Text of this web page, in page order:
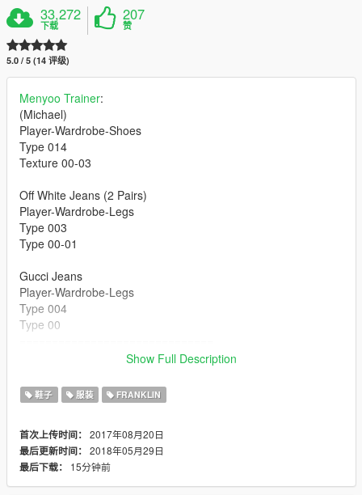
33,272
下载
207
赞
5.0 / 5 (14 评级)
Menyoo Trainer:
(Michael)
Player-Wardrobe-Shoes
Type 014
Texture 00-03
Off White Jeans (2 Pairs)
Player-Wardrobe-Legs
Type 003
Type 00-01
Gucci Jeans
Player-Wardrobe-Legs
Type 004
Type 00
- Off White Jeans
- Gucci Jeans
**UPDATE**
Added 2 More Color Ways
- UNC
- White/White
Show Full Description
鞋子 服装 FRANKLIN
首次上传时间： 2017年08月20日
最后更新时间： 2018年05月29日
最后下载：
15分钟前